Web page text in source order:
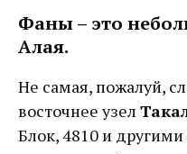
Фаны– это
Алая.
Не самая, пожалуй,
восточнее узел
Блок, 4810 и другими